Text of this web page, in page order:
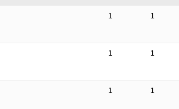
1 1
1 1
1 1